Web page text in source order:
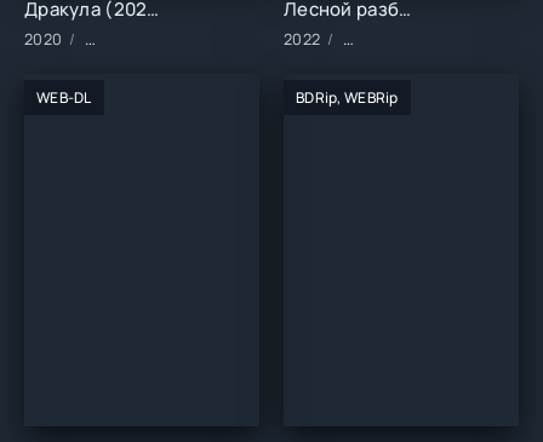
Дракула (2020)
2020 Сериалы/2020 год/Зарубежные/Боевики/Драма/Триллер/
Лесной разбойник (2022)
2022 Фильмы/2022 год/
WEB-DL BDRip, WEBRip